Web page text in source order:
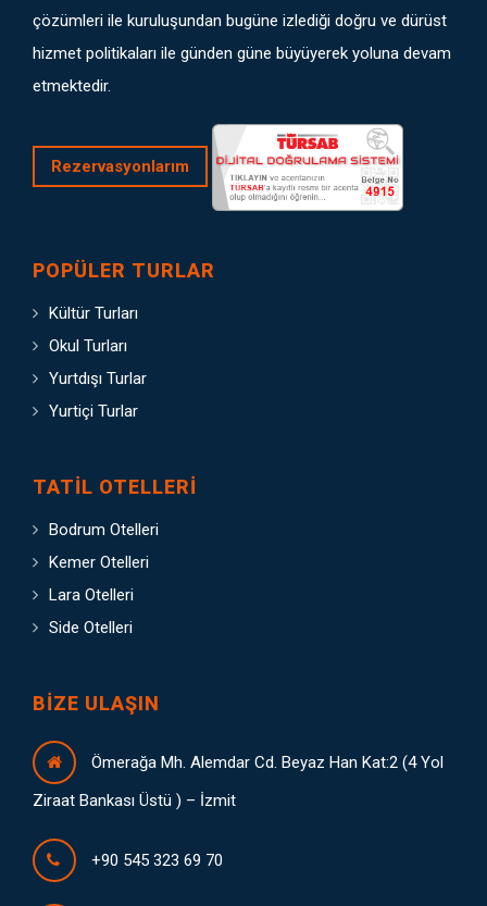
çözümleri ile kuruluşundan bugüne izlediği doğru ve dürüst
hizmet politikaları ile günden güne büyüyerek yoluna devam
etmektedir.
Rezervasyonlarım
POPÜLER TURLAR
Kültür Turları
Okul Turları
Yurtdışı Turlar
Yurtiçi Turlar
TATIL OTELLERI
Bodrum Otelleri
Kemer Otelleri
Lara Otelleri
Side Otelleri
BIZE ULAŞIN
Ömerağa Mh. Alemdar Cd. Beyaz Han Kat:2 (4 Yol
Ziraat Bankası Üstü ) – İzmit
+90 545 323 69 70